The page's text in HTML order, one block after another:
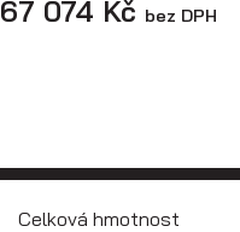
67 074 Kč bez DPH
Celková hmotnost